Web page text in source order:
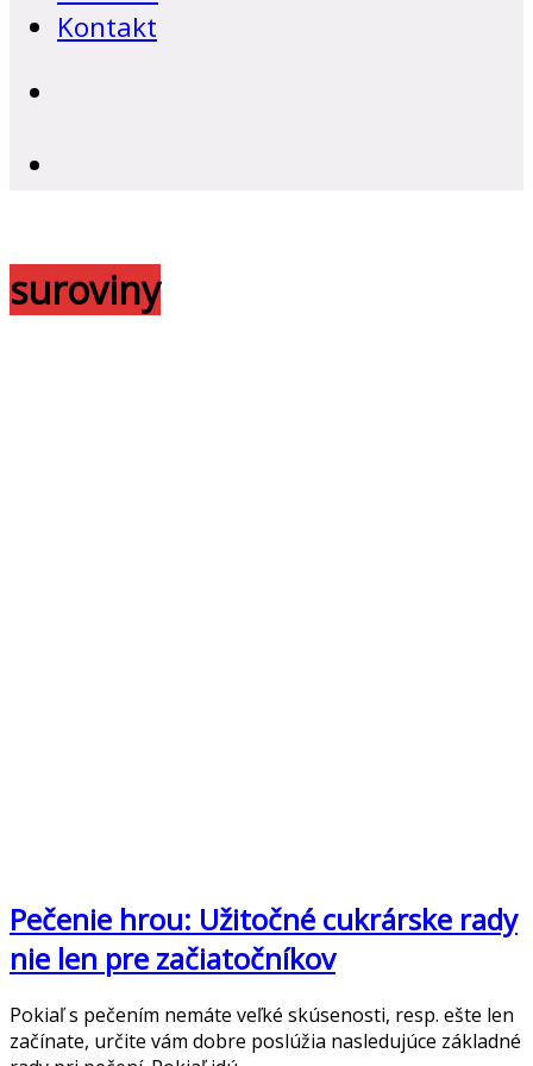
Kontakt
suroviny
Pečenie hrou: Užitočné cukrárske rady
nie len pre začiatočníkov
Pokiaľ s pečením nemáte veľké skúsenosti, resp. ešte len
začínate, určite vám dobre poslúžia nasledujúce základné